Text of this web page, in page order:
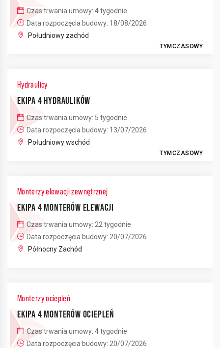
Czas trwania umowy: 4 tygodnie
Data rozpoczęcia budowy: 18/08/2026
Południowy zachód
TYMCZASOWY
Hydraulicy
EKIPA 4 HYDRAULIKÓW
Czas trwania umowy: 5 tygodnie
Data rozpoczęcia budowy: 13/07/2026
Południowy wschód
TYMCZASOWY
Monterzy elewacji zewnętrznej
EKIPA 4 MONTERÓW ELEWACJI
Czas trwania umowy: 22 tygodnie
Data rozpoczęcia budowy: 20/07/2026
Północny Zachód
Monterzy ociepleń
EKIPA 4 MONTERÓW OCIEPLEŃ
Czas trwania umowy: 4 tygodnie
Data rozpoczęcia budowy: 20/07/2026